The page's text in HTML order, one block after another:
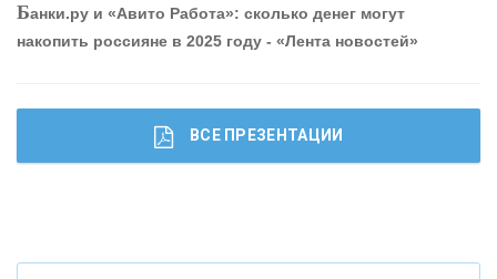
Что будет с наличными деньгами при цифровом
Банки.ру и «Авито Работа»: сколько денег могут
накопить россияне в 2025 году - «Лента новостей»
ВСЕ ПРЕЗЕНТАЦИИ